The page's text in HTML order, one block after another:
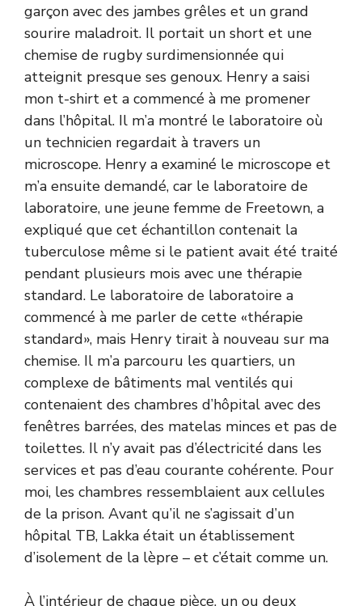
garçon avec des jambes grêles et un grand
sourire maladroit. Il portait un short et une
chemise de rugby surdimensionnée qui
atteignit presque ses genoux. Henry a saisi
mon t-shirt et a commencé à me promener
dans l’hôpital. Il m’a montré le laboratoire où
un technicien regardait à travers un
microscope. Henry a examiné le microscope et
m’a ensuite demandé, car le laboratoire de
laboratoire, une jeune femme de Freetown, a
expliqué que cet échantillon contenait la
tuberculose même si le patient avait été traité
pendant plusieurs mois avec une thérapie
standard. Le laboratoire de laboratoire a
commencé à me parler de cette «thérapie
standard», mais Henry tirait à nouveau sur ma
chemise. Il m’a parcouru les quartiers, un
complexe de bâtiments mal ventilés qui
contenaient des chambres d’hôpital avec des
fenêtres barrées, des matelas minces et pas de
toilettes. Il n’y avait pas d’électricité dans les
services et pas d’eau courante cohérente. Pour
moi, les chambres ressemblaient aux cellules
de la prison. Avant qu’il ne s’agissait d’un
hôpital TB, Lakka était un établissement
d’isolement de la lèpre – et c’était comme un.
À l’intérieur de chaque pièce, un ou deux